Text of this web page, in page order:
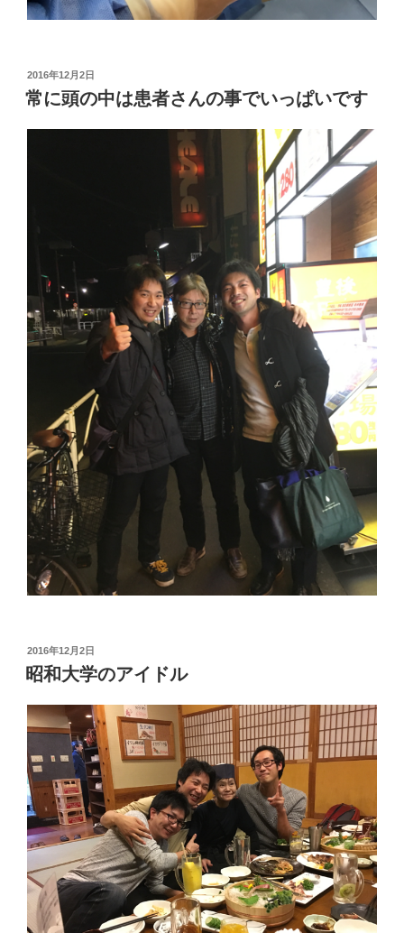
投
稿
日:
2016年12月2日
常に頭の中は患者さんの事でいっぱいです
投
稿
日:
2016年12月2日
昭和大学のアイドル